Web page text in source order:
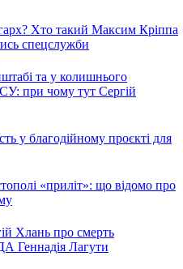
Хто такий Максим Кріппа
спецслужби
та у колишнього
при чому тут Сергій
у благодійному проєкті для
«приліт»: що відомо про
Хлань про смерть
Геннадія Лагути